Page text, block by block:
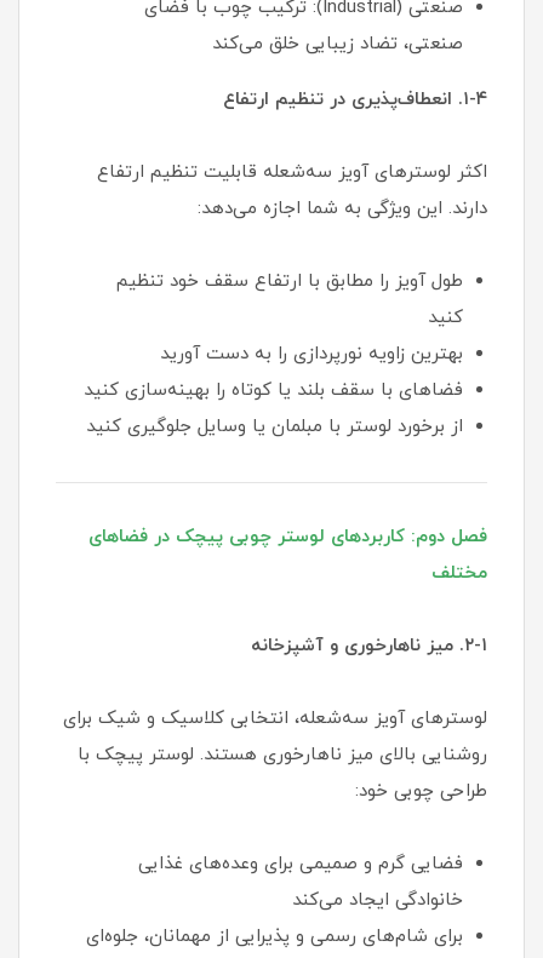
صنعتی (Industrial): ترکیب چوب با فضای
صنعتی، تضاد زیبایی خلق می‌کند
۱-۴. انعطاف‌پذیری در تنظیم ارتفاع
اکثر لوسترهای آویز سه‌شعله قابلیت تنظیم ارتفاع
دارند. این ویژگی به شما اجازه می‌دهد:
طول آویز را مطابق با ارتفاع سقف خود تنظیم
کنید
بهترین زاویه نورپردازی را به دست آورید
فضاهای با سقف بلند یا کوتاه را بهینه‌سازی کنید
از برخورد لوستر با مبلمان یا وسایل جلوگیری کنید
فصل دوم: کاربردهای لوستر چوبی پیچک در فضاهای
مختلف
۲-۱. میز ناهارخوری و آشپزخانه
لوسترهای آویز سه‌شعله، انتخابی کلاسیک و شیک برای
روشنایی بالای میز ناهارخوری هستند. لوستر پیچک با
طراحی چوبی خود:
فضایی گرم و صمیمی برای وعده‌های غذایی
خانوادگی ایجاد می‌کند
برای شام‌های رسمی و پذیرایی از مهمانان، جلوه‌ای